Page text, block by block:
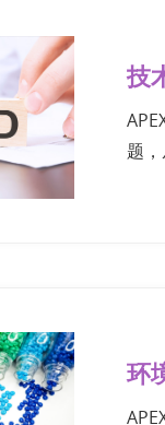
技
题
环